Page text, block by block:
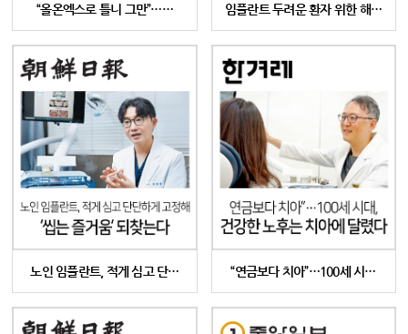
“올온엑스로 틀니 그만”…… 임플란트 두려운 환자 위한 해…
노인 임플란트, 적게 심고 단… “연금보다 치아”…100세 시…